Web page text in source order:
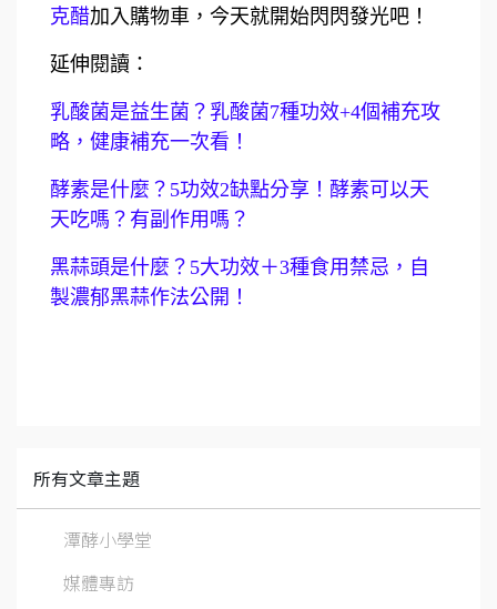
克醋加入購物車，今天就開始閃閃發光吧！
延伸閱讀：
乳酸菌是益生菌？乳酸菌7種功效+4個補充攻
略，健康補充一次看！
酵素是什麼？5功效2缺點分享！酵素可以天
天吃嗎？有副作用嗎？
黑蒜頭是什麼？5大功效＋3種食用禁忌，自
製濃郁黑蒜作法公開！
所有文章主題
潭酵小學堂
媒體專訪